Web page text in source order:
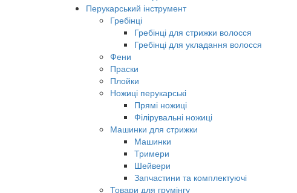
Перукарський інструмент
Гребінці
Гребінці для стрижки волосся
Гребінці для укладання волосся
Фени
Праски
Плойки
Ножиці перукарські
Прямі ножиці
Філірувальні ножиці
Машинки для стрижки
Машинки
Тримери
Шейвери
Запчастини та комплектуючі
Товари для грумінгу